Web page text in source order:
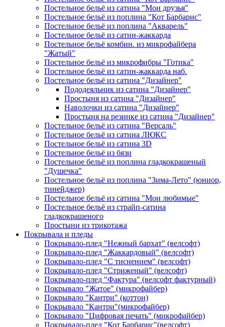
Постельное бельё из сатина "Мои друзья"
Постельное бельё из поплина "Кот Барбарис"
Постельное бельё из поплина "Акварель"
Постельное бельё из сатин-жаккарда
Постельное бельё комбин. из микрофайбера
"Жатый"
Постельное бельё из микрофибры "Готика"
Постельное бельё из сатин-жаккарда наб.
Постельное бельё из сатина "Дизайнер"
Пододеяльник из сатина "Дизайнер"
Простыня из сатина "Дизайнер"
Наволочки из сатина "Дизайнер"
Простыня на резинке из сатина "Дизайнер"
Постельное бельё из сатина "Версаль"
Постельное бельё из сатина ЛЮКС
Постельное бельё из сатина 3D
Постельное бельё из бязи
Постельное бельё из поплина гладкокрашеный
"Душечка"
Постельное бельё из поплина "Зима-Лето" (юниор,
тинейджер)
Постельное бельё из сатина "Мои любимые"
Постельное бельё из страйп-сатина
гладкокрашеного
Простыни из трикотажа
Покрывала и пледы
Покрывало-плед "Нежный бархат" (велсофт)
Покрывало-плед "Жаккардовый" (велсофт)
Покрывало-плед "С тиснением" (велсофт)
Покрывало-плед "Стриженый" (велсофт)
Покрывало-плед "Фактура" (велсофт фактурный)
Покрывало "Жатое" (микрофайбер)
Покрывало "Кантри" (коттон)
Покрывало "Кантри"(микрофайбер)
Покрывало "Цифровая печать" (микрофайбер)
Покрывало-плед "Кот Барбарис"(велсофт)